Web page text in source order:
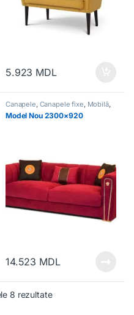
5.923 MDL
Canapele, Canapele fixe, Mobilă,
Mobilă moale
Model Nou 2300×920
14.523 MDL
8 rezultate